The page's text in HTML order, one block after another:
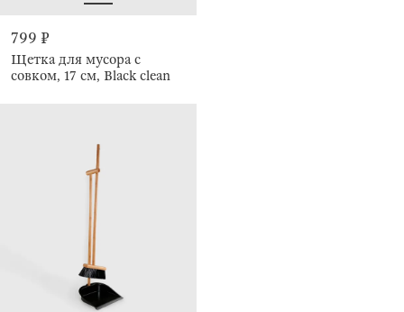
799 ₽
Щетка для мусора с
совком, 17 см, Black clean